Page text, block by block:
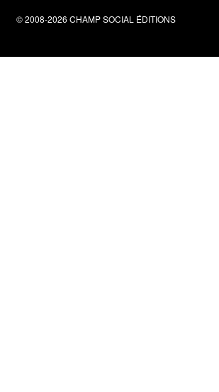
© 2008-2026 CHAMP SOCIAL ÉDITIONS